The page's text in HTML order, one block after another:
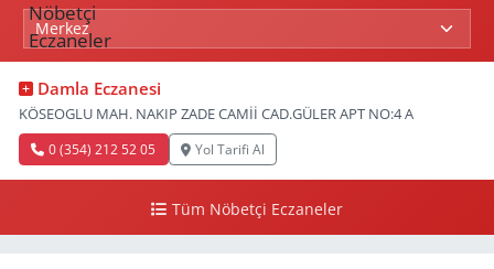
Damla Eczanesi
KÖSEOGLU MAH. NAKIP ZADE CAMİİ CAD.GÜLER APT NO:4 A
0 (354) 212 52 05 Yol Tarifi Al
Tüm Nöbetçi Eczaneler